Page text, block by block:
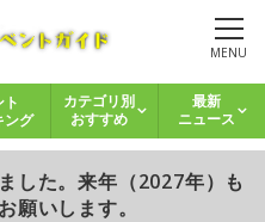
MENU
ト
ング
カテゴリ別
おすすめ
最新
ニュース
した。来年（2027年）も
願いします。